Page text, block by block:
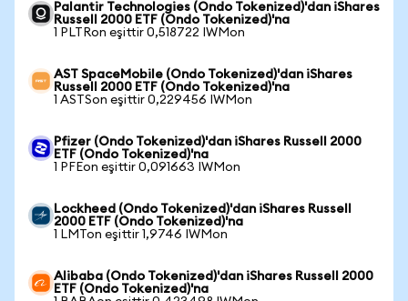
Palantir Technologies (Ondo Tokenized)'dan iShares
Russell 2000 ETF (Ondo Tokenized)'na
1 PLTRon eşittir 0,518722 IWMon
AST SpaceMobile (Ondo Tokenized)'dan iShares
Russell 2000 ETF (Ondo Tokenized)'na
1 ASTSon eşittir 0,229456 IWMon
Pfizer (Ondo Tokenized)'dan iShares Russell 2000
ETF (Ondo Tokenized)'na
1 PFEon eşittir 0,091663 IWMon
Lockheed (Ondo Tokenized)'dan iShares Russell
2000 ETF (Ondo Tokenized)'na
1 LMTon eşittir 1,9746 IWMon
Alibaba (Ondo Tokenized)'dan iShares Russell 2000
ETF (Ondo Tokenized)'na